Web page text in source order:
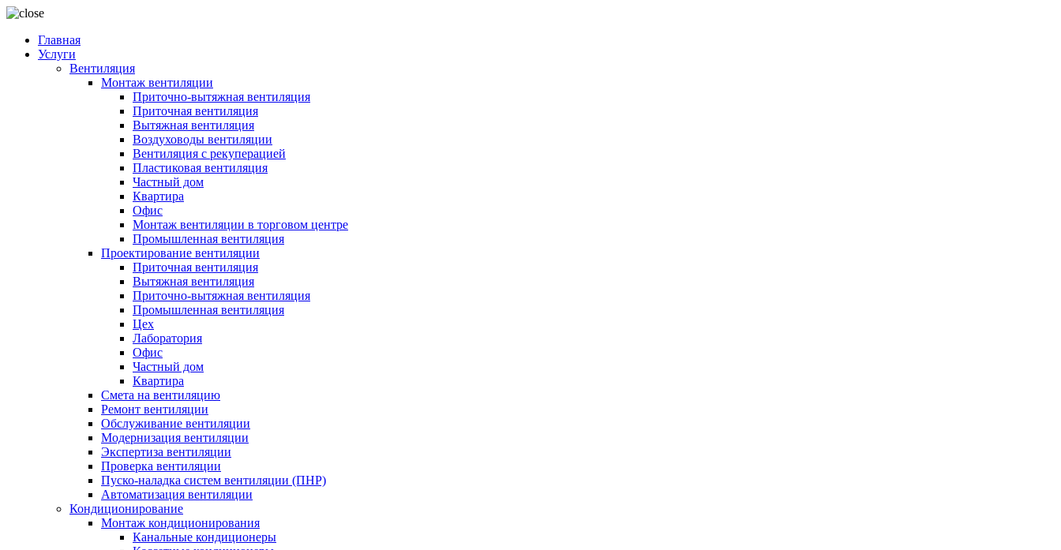
Главная
Услуги
Вентиляция
Монтаж вентиляции
Приточно-вытяжная вентиляция
Приточная вентиляция
Вытяжная вентиляция
Воздуховоды вентиляции
Вентиляция с рекуперацией
Пластиковая вентиляция
Частный дом
Квартира
Офис
Монтаж вентиляции в торговом центре
Промышленная вентиляция
Проектирование вентиляции
Приточная вентиляция
Вытяжная вентиляция
Приточно-вытяжная вентиляция
Промышленная вентиляция
Цех
Лаборатория
Офис
Частный дом
Квартира
Смета на вентиляцию
Ремонт вентиляции
Обслуживание вентиляции
Модернизация вентиляции
Экспертиза вентиляции
Проверка вентиляции
Пуско-наладка систем вентиляции (ПНР)
Автоматизация вентиляции
Кондиционирование
Монтаж кондиционирования
Канальные кондиционеры